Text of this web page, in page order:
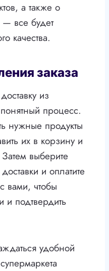
а также о
— все будет
качества.
заказа
из
процесс.
нужные продукты
их в корзину и
выберите
и оплатите
вами, чтобы
и подтвердить
удобной